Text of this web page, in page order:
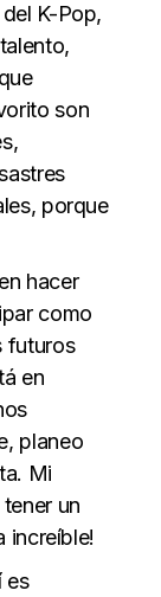
K-Pop,
son
porque
hacer
como
futuros
en
planeo
Mi
un
increíble!
es